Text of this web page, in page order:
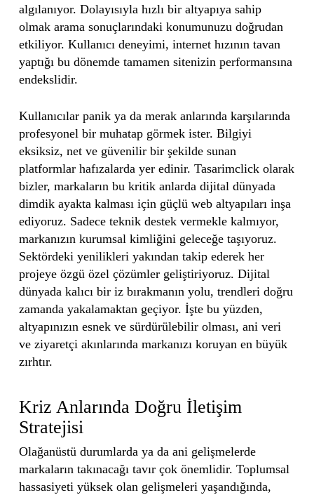
algılanıyor. Dolayısıyla hızlı bir altyapıya sahip
olmak arama sonuçlarındaki konumunuzu doğrudan
etkiliyor. Kullanıcı deneyimi, internet hızının tavan
yaptığı bu dönemde tamamen sitenizin performansına
endekslidir.
Kullanıcılar panik ya da merak anlarında karşılarında
profesyonel bir muhatap görmek ister. Bilgiyi
eksiksiz, net ve güvenilir bir şekilde sunan
platformlar hafızalarda yer edinir. Tasarimclick olarak
bizler, markaların bu kritik anlarda dijital dünyada
dimdik ayakta kalması için güçlü web altyapıları inşa
ediyoruz. Sadece teknik destek vermekle kalmıyor,
markanızın kurumsal kimliğini geleceğe taşıyoruz.
Sektördeki yenilikleri yakından takip ederek her
projeye özgü özel çözümler geliştiriyoruz. Dijital
dünyada kalıcı bir iz bırakmanın yolu, trendleri doğru
zamanda yakalamaktan geçiyor. İşte bu yüzden,
altyapınızın esnek ve sürdürülebilir olması, ani veri
ve ziyaretçi akınlarında markanızı koruyan en büyük
zırhtır.
Kriz Anlarında Doğru İletişim
Stratejisi
Olağanüstü durumlarda ya da ani gelişmelerde
markaların takınacağı tavır çok önemlidir. Toplumsal
hassasiyeti yüksek olan gelişmeleri yaşandığında,